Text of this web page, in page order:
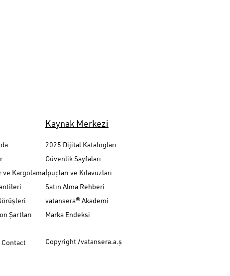
ve Kargolama
Şartları
Kaynak Merkezi
2025 Dijital Katalogları
Güvenlik Sayfaları
İpuçları ve Kılavuzları
Satın Alma Rehberi
vatansera® Akademi
Marka Endeksi
Copyright /vatansera.a.ş